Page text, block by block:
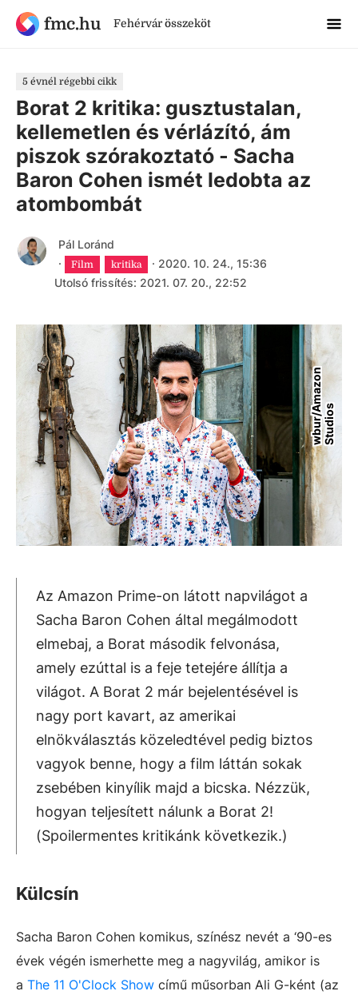
fmc.hu Fehérvár összeköt
5 évnél régebbi cikk
Borat 2 kritika: gusztustalan,
kellemetlen és vérlázító, ám
piszok szórakoztató - Sacha
Baron Cohen ismét ledobta az
atombombát
Pál Loránd
·
Film kritika · 2020. 10. 24., 15:36
Utolsó frissítés: 2021. 07. 20., 22:52
w
b
u
r
/A
m
a
z
o
n
S
t
u
d
i
os
Az Amazon Prime-on látott napvilágot a
Sacha Baron Cohen által megálmodott
elmebaj, a Borat második felvonása,
amely ezúttal is a feje tetejére állítja a
világot. A Borat 2 már bejelentésével is
nagy port kavart, az amerikai
elnökválasztás közeledtével pedig biztos
vagyok benne, hogy a film láttán sokak
zsebében kinyílik majd a bicska. Nézzük,
hogyan teljesített nálunk a Borat 2!
(Spoilermentes kritikánk következik.)
Külcsín
Sacha Baron Cohen komikus, színész nevét a ‘90-es
évek végén ismerhette meg a nagyvilág, amikor is
a The 11 O'Clock Show című műsorban Ali G-ként (az